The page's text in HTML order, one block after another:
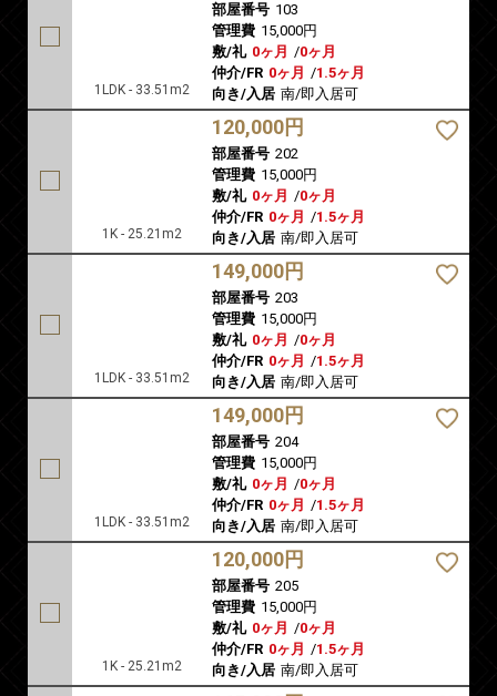
1LDK - 33.51m2
部屋番号 103
管理費 15,000円
敷/礼 0ヶ月 /0ヶ月
仲介/FR 0ヶ月 /1.5ヶ月
向き/入居 南/即入居可
1K - 25.21m2
120,000円
部屋番号 202
管理費 15,000円
敷/礼 0ヶ月 /0ヶ月
仲介/FR 0ヶ月 /1.5ヶ月
向き/入居 南/即入居可
1LDK - 33.51m2
149,000円
部屋番号 203
管理費 15,000円
敷/礼 0ヶ月 /0ヶ月
仲介/FR 0ヶ月 /1.5ヶ月
向き/入居 南/即入居可
1LDK - 33.51m2
149,000円
部屋番号 204
管理費 15,000円
敷/礼 0ヶ月 /0ヶ月
仲介/FR 0ヶ月 /1.5ヶ月
向き/入居 南/即入居可
1K - 25.21m2
120,000円
部屋番号 205
管理費 15,000円
敷/礼 0ヶ月 /0ヶ月
仲介/FR 0ヶ月 /1.5ヶ月
向き/入居 南/即入居可